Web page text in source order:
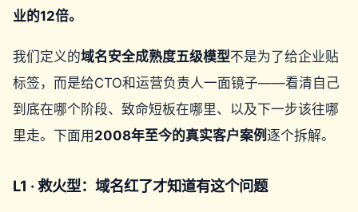
业的12倍。
我们定义的域名安全成熟度五级模型不是为了给企业贴
标签，而是给CTO和运营负责人一面镜子——看清自己
到底在哪个阶段、致命短板在哪里、以及下一步该往哪
里走。下面用 2008年至今的真实客户案例逐个拆解。
L1 · 救火型：域名红了才知道有这个问题